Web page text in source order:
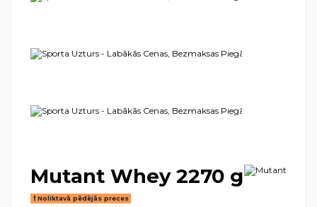
Mutant Whey 2270 g
Noliktavā pēdējās preces